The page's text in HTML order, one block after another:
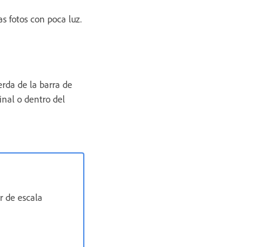
fotos con poca luz.
de la barra de
o dentro del
de escala